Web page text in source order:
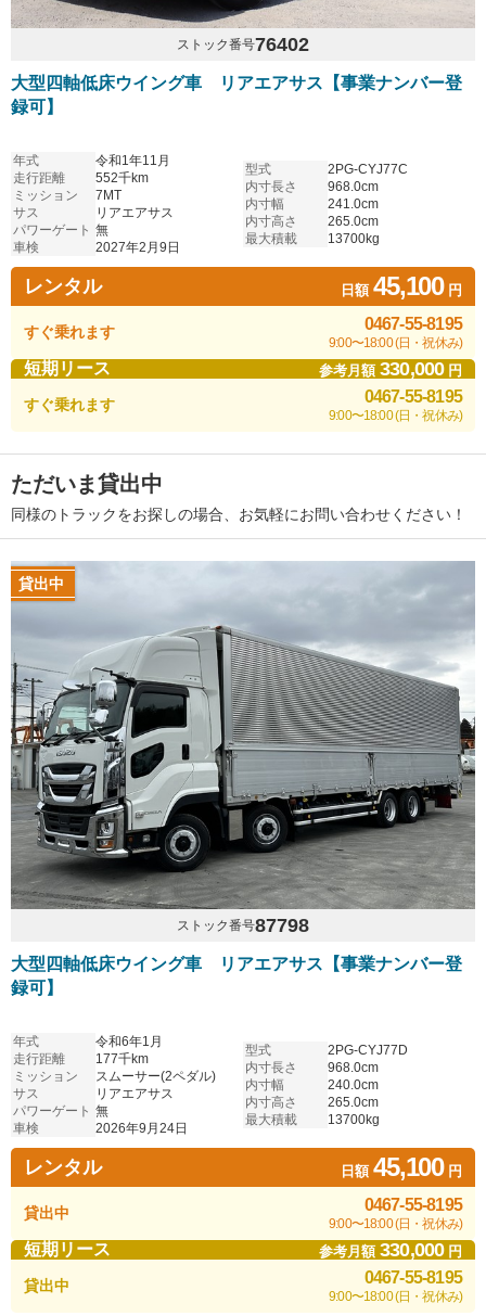
ストック番号76402
大型四軸低床ウイング車 リアエアサス【事業ナンバー登
録可】
年式
令和1年11月
走行距離
552千km
ミッション
7MT
サス
リアエアサス
パワーゲート 無
車検
2027年2月9日
型式
2PG-CYJ77C
内寸長さ
968.0cm
内寸幅
241.0cm
内寸高さ
265.0cm
最大積載
13700kg
レンタル 日額45,100円
すぐ乗れます 0467-55-8195
9:00〜18:00 (日・祝休み)
短期リース 参考月額330,000円
すぐ乗れます 0467-55-8195
9:00〜18:00 (日・祝休み)
ただいま貸出中
同様のトラックをお探しの場合、お気軽にお問い合わせください！
貸出中
ストック番号87798
大型四軸低床ウイング車 リアエアサス【事業ナンバー登
録可】
年式
令和6年1月
走行距離
177千km
ミッション
スムーサー(2ペダル)
サス
リアエアサス
パワーゲート 無
車検
2026年9月24日
型式
2PG-CYJ77D
内寸長さ
968.0cm
内寸幅
240.0cm
内寸高さ
265.0cm
最大積載
13700kg
レンタル 日額45,100円
貸出中 0467-55-8195
9:00〜18:00 (日・祝休み)
短期リース 参考月額330,000円
貸出中 0467-55-8195
9:00〜18:00 (日・祝休み)